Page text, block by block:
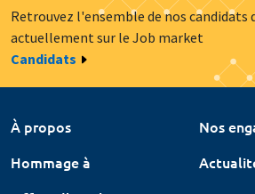
Retrouvez l'ensemble de nos candidats
actuellement sur le Job market
Candidats
À propos
Nos
Hommage à